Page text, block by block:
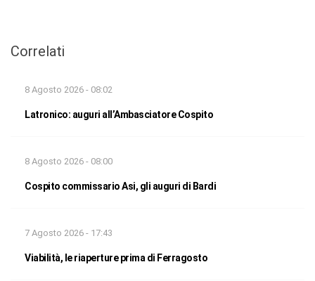
Correlati
8 Agosto 2026 - 08:02
Latronico: auguri all’Ambasciatore Cospito
8 Agosto 2026 - 08:00
Cospito commissario Asi, gli auguri di Bardi
7 Agosto 2026 - 17:43
Viabilità, le riaperture prima di Ferragosto